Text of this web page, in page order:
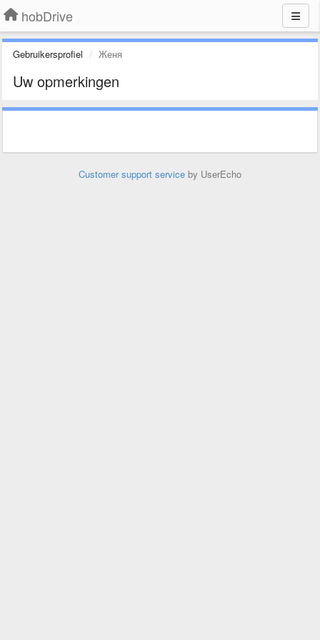
hobDrive
Gebruikersprofiel Женя
Uw opmerkingen
Customer support service by UserEcho